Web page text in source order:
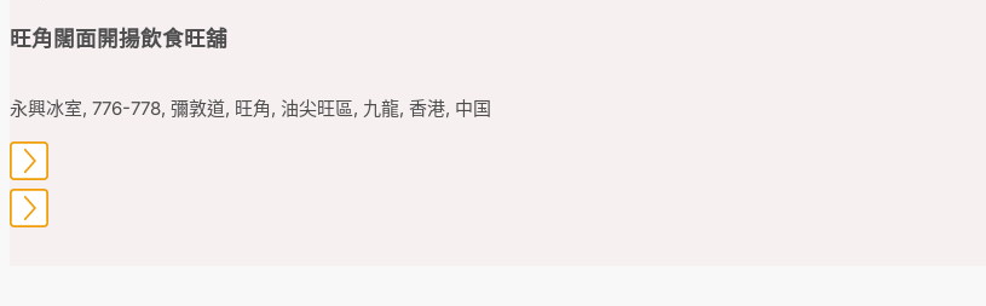
旺角闊面開揚飲食旺舖
永興冰室, 776-778, 彌敦道, 旺角, 油尖旺區, 九龍, 香港, 中国